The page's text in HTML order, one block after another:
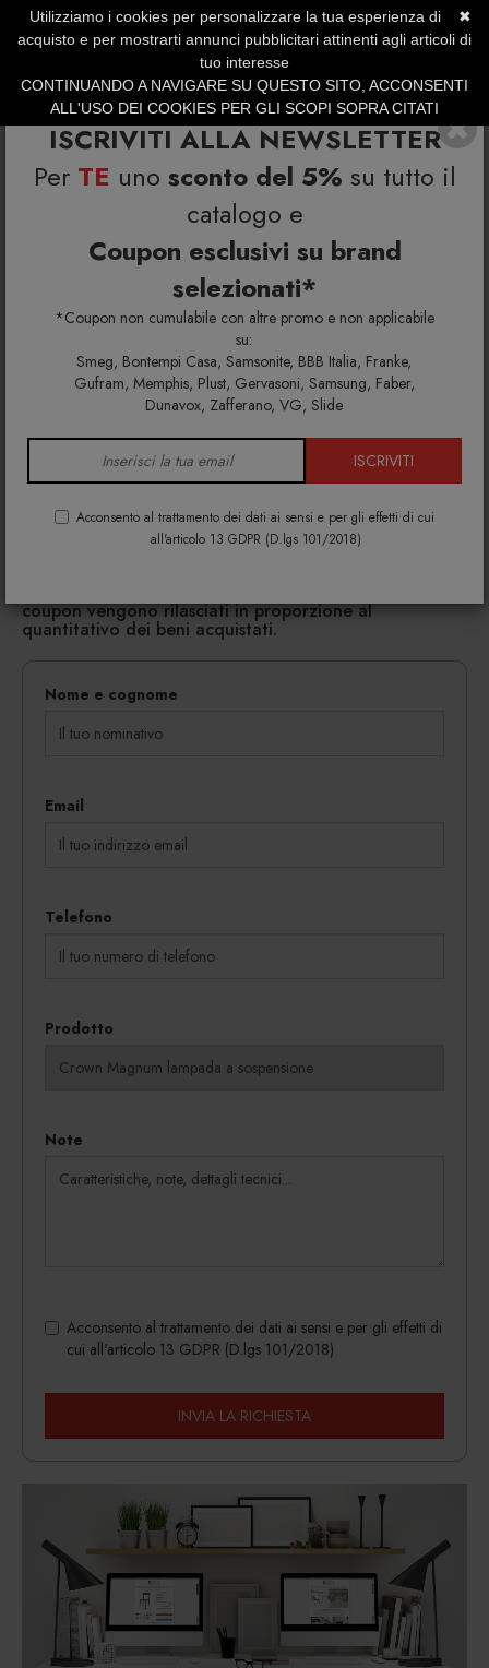
ISCRIVITI ALLA NEWSLETTER
Per TE uno sconto del 5% su tutto il
catalogo e
Coupon esclusivi su brand
selezionati*
*Coupon non cumulabile con altre promo e non applicabile
su:
Smeg, Bontempi Casa, Samsonite, BBB Italia, Franke,
Gufram, Memphis, Plust, Gervasoni, Samsung, Faber,
Dunavox, Zafferano, VG, Slide
ISCRIVITI
Acconsento al trattamento dei dati ai sensi e per gli effetti di cui
all'articolo 13 GDPR (D.lgs 101/2018)
SERVIZIO CLIENTI +39.0773.470.562
SUMMER SALES | Fino al 40% di Sconto
Richiedi info e un'offerta personalizzata per te
Crown Magnum lampada a sospensione
Richiedi maggiori info e la tua
offerta personalizzata per
Crown Magnum lampada a
sospensione
Riempi il modulo di seguito per avere maggiori
informazioni su colori, materiali e disponibilità.
coupon vengono rilasciati in proporzione al
quantitativo dei beni acquistati.
Nome e cognome
Email
Telefono
Prodotto
Note
Acconsento al trattamento dei dati ai sensi e per gli effetti di
cui all'articolo 13 GDPR (D.lgs 101/2018)
INVIA LA RICHIESTA
✖
Utilizziamo i cookies per personalizzare la tua esperienza di
acquisto e per mostrarti annunci pubblicitari attinenti agli articoli di
tuo interesse
CONTINUANDO A NAVIGARE SU QUESTO SITO, ACCONSENTI
ALL'USO DEI COOKIES PER GLI SCOPI SOPRA CITATI